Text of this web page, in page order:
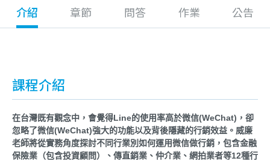
介紹 章節 問答 作業 公告
課程介紹
在台灣既有觀念中，會覺得Line的使用率高於微信(WeChat)，卻
忽略了微信(WeChat)強大的功能以及背後隱藏的行銷效益。威廉
老師將從實務角度探討不同行業別如何運用微信做行銷，包含金融
保險業（包含投資顧問）、傳直銷業、仲介業、網拍業者等12種行